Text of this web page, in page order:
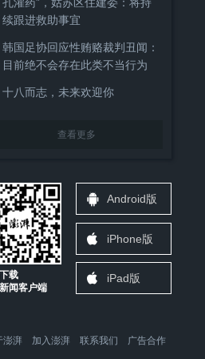
续跟进救助事宜
韩国足协回应性贿赂裁判丑闻：
目前绝不会存在此类不当行为
十八而志，未来欢迎你
查看更多
载
闻客户端
Android版
iPhone版
iPad版
澎湃 加入澎湃 联系我们 广告合作